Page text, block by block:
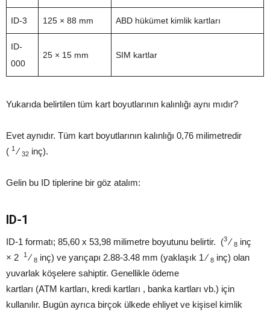
ID-3 125 × 88 mm ABD hükümet kimlik kartları
ID-
000
25 × 15 mm SIM kartlar
Yukarıda belirtilen tüm kart boyutlarının kalınlığı aynı mıdır?
Evet aynıdır. Tüm kart boyutlarının kalınlığı 0,76 milimetredir
( 1 ⁄32 inç).
Gelin bu ID tiplerine bir göz atalım:
ID-1
ID-1 formatı; 85,60 x 53,98 milimetre boyutunu belirtir. (3⁄8 inç
× 2
1 ⁄8 inç) ve yarıçapı 2.88-3.48 mm (yaklaşık 1 ⁄8 inç) olan
yuvarlak köşelere sahiptir. Genellikle ödeme
kartları (ATM kartları, kredi kartları , banka kartları vb.) için
kullanılır. Bugün ayrıca birçok ülkede ehliyet ve kişisel kimlik